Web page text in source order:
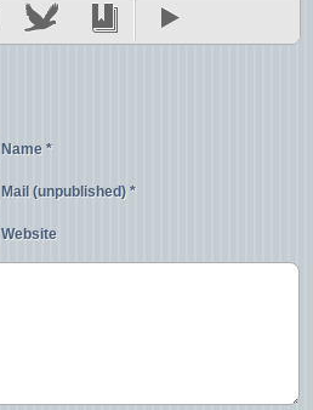
Name *
Mail (unpublished) *
Website